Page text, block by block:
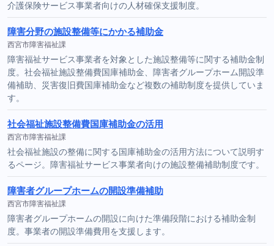
介護保険サービス事業者向けの人材確保支援制度。
障害分野の施設整備等にかかる補助金
西宮市障害福祉課
障害福祉サービス事業者を対象とした施設整備等に関する補助金制
度。社会福祉施設整備費国庫補助金、障害者グループホーム開設準
備補助、災害復旧費国庫補助金など複数の補助制度を提供していま
す。
社会福祉施設整備費国庫補助金の活用
西宮市障害福祉課
社会福祉施設の整備に関する国庫補助金の活用方法について説明す
るページ。障害福祉サービス事業者向けの施設整備補助制度です。
障害者グループホームの開設準備補助
西宮市障害福祉課
障害者グループホームの開設に向けた準備段階における補助金制
度。事業者の開設準備費用を支援します。